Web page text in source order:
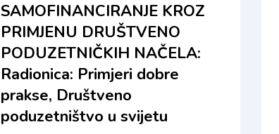
SAMOFINANCIRANJE KROZ
PRIMJENU DRUŠTVENO
PODUZETNIČKIH NAČELA:
Radionica: Primjeri dobre
prakse, Društveno
poduzetništvo u svijetu